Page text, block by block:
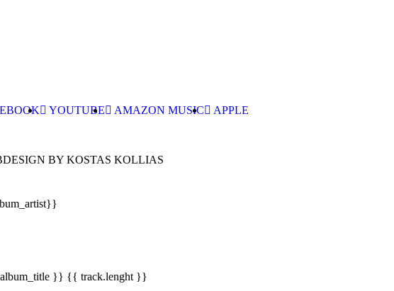
YOUTUBE AMAZON MUSIC APPLE
BY KOSTAS KOLLIAS
}} {{ track.lenght }}